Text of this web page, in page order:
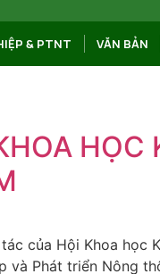
& PTNT VĂN BẢN
HỌC
của Hội Khoa học
và Phát triển Nông